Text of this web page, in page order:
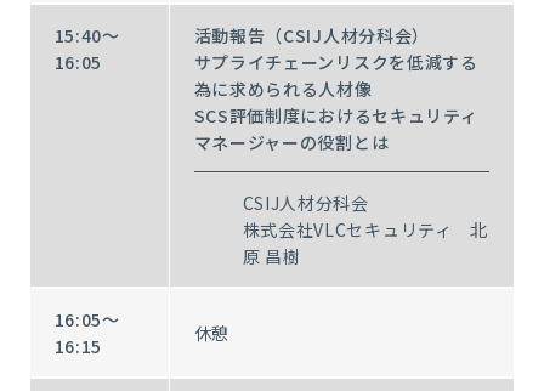
15:40～
16:05
活動報告（CSIJ人材分科会）
サプライチェーンリスクを低減する
為に求められる人材像
SCS評価制度におけるセキュリティ
マネージャーの役割とは
CSIJ人材分科会
株式会社VLCセキュリティ 北
原 昌樹
16:05～
16:15
休憩